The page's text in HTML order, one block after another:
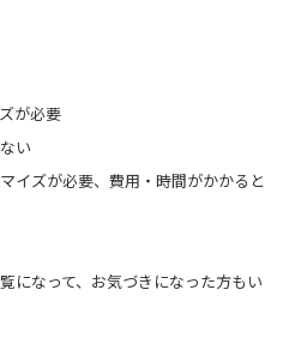
が必要
い
イズが必要、費用・時間がかかると
になって、お気づきになった方もい